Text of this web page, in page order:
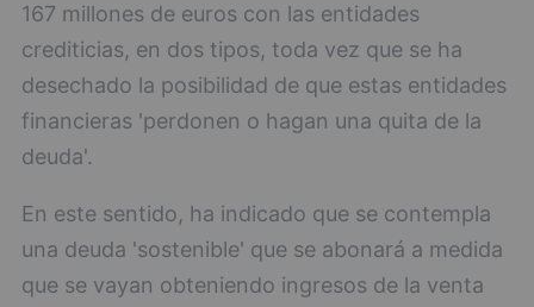
167 millones de euros con las entidades
crediticias, en dos tipos, toda vez que se ha
desechado la posibilidad de que estas entidades
financieras 'perdonen o hagan una quita de la
deuda'.
En este sentido, ha indicado que se contempla
una deuda 'sostenible' que se abonará a medida
que se vayan obteniendo ingresos de la venta